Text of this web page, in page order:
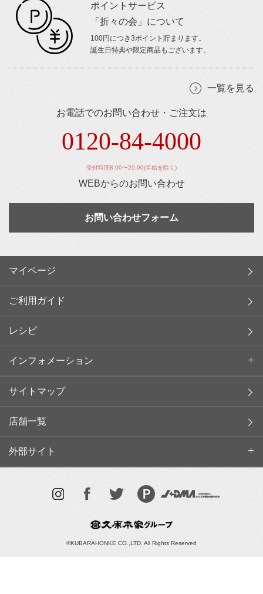
ポイントサービス
「折々の会」について
100円につき3ポイント貯まります。
誕生日特典や限定商品もございます。
一覧を見る
お電話でのお問い合わせ・ご注文は
0120-84-4000
受付時間8:00〜20:00(年始を除く)
WEBからのお問い合わせ
お問い合わせフォーム
マイページ
ご利用ガイド
レシピ
インフォメーション
サイトマップ
店舗一覧
外部サイト
©KUBARAHONKE CO.,LTD. All Rights Reserved